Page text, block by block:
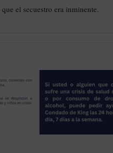
que el secuestro era inminente.